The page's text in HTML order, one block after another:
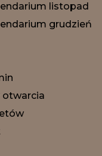
listopad
grudzień
otwarcia